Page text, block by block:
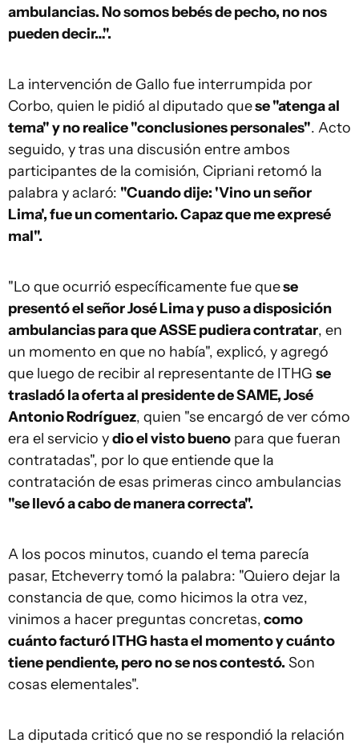
ambulancias. No somos bebés de pecho, no nos
pueden decir…".
La intervención de Gallo fue interrumpida por
Corbo, quien le pidió al diputado quese "atenga al
tema" y no realice "conclusiones personales". Acto
seguido, y tras una discusión entre ambos
participantes de la comisión, Cipriani retomó la
palabra y aclaró: "Cuando dije: 'Vino un señor
Lima', fue un comentario. Capaz que me expresé
mal".
"Lo que ocurrió específicamente fue quese
presentó el señor José Lima y puso a disposición
ambulancias para que ASSE pudiera contratar, en
un momento en que no había", explicó, y agregó
que luego de recibir al representante de ITHG se
trasladó la oferta al presidente de SAME, José
Antonio Rodríguez, quien "se encargó de ver cómo
era el servicio ydio el visto bueno para que fueran
contratadas", por lo que entiende que la
contratación de esas primeras cinco ambulancias
"se llevó a cabo de manera correcta".
A los pocos minutos, cuando el tema parecía
pasar, Etcheverry tomó la palabra: "Quiero dejar la
constancia de que, como hicimos la otra vez,
vinimos a hacer preguntas concretas,como
cuánto facturó ITHG hasta el momento y cuánto
tiene pendiente, pero no se nos contestó. Son
cosas elementales".
La diputada criticó que no se respondió la relación